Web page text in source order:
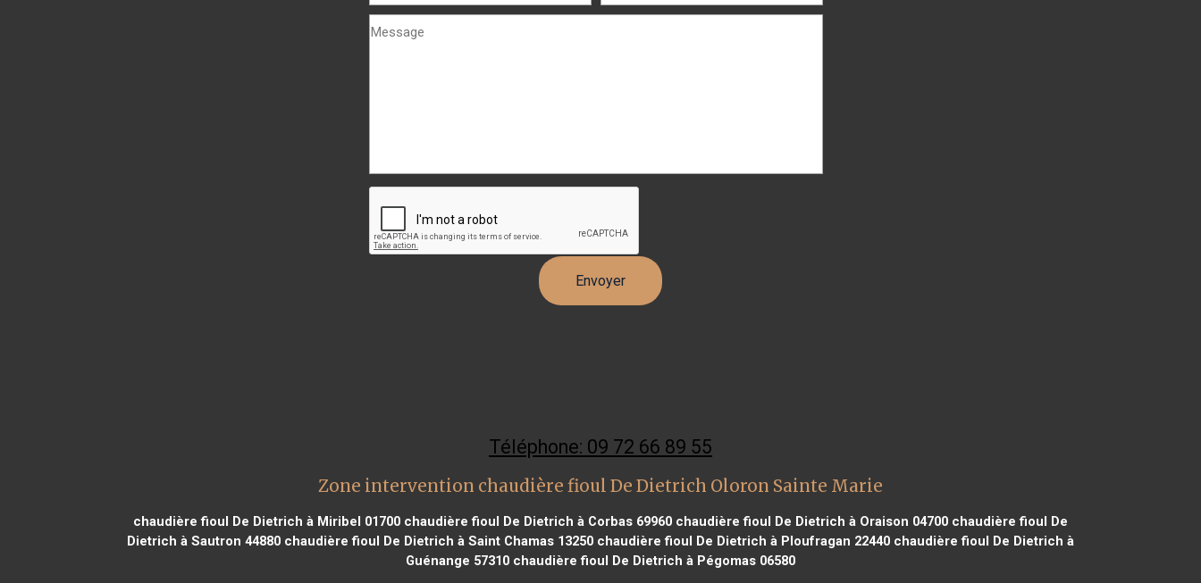
Téléphone: 09 72 66 89 55
Zone intervention chaudière fioul De Dietrich Oloron Sainte Marie
chaudière fioul De Dietrich à Miribel 01700 chaudière fioul De Dietrich à Corbas 69960 chaudière fioul De Dietrich à Oraison 04700 chaudière fioul De
Dietrich à Sautron 44880 chaudière fioul De Dietrich à Saint Chamas 13250 chaudière fioul De Dietrich à Ploufragan 22440 chaudière fioul De Dietrich à
Guénange 57310 chaudière fioul De Dietrich à Pégomas 06580